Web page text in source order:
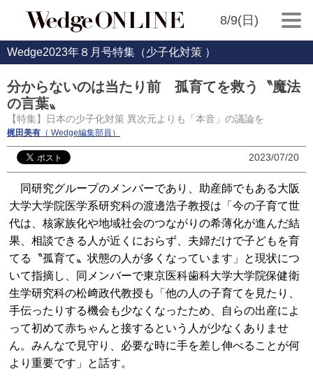
8/9(日)
Wedge2023年８月号特集（少子化対策 ）
分からないのは当たり前 孤育てを救う〝魔法
の言葉〟
【特集】日本の少子化対策 異次元よりも「本音」の議論を
梶田美有 （ Wedge編集部員）
2023/07/20
同研究グループのメンバーであり、助産師でもある大阪
大学大学院医学系研究科の渡邊浩子教授は「今の子育て世
代は、核家族化や地域社会のつながりの希薄化が進んだ結
果、相談できる人が近くにおらず、夫婦だけで子どもを育
てる〝孤育て〟状態の人が多くなっています」と現状につ
いて指摘し、同メンバーで東京医科歯科大学大学院保健衛
生学研究科の松﨑政代教授も「他の人の子育てを見たり、
手伝ったりする機会も少なくなったため、自らの出産によ
って初めて赤ちゃんと接するという人が少なくありませ
ん。みんなで見守り、必要な時に手を差し伸べることが何
より重要です」と話す。